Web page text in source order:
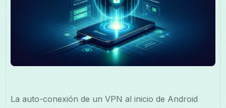
Español
La auto-conexión de un VPN al inicio de Android